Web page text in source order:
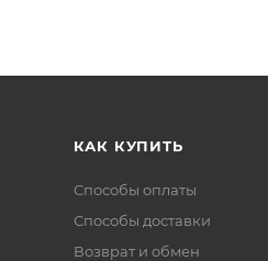
КАК КУПИТЬ
Способы оплаты
Способы доставки
Возврат и обмен